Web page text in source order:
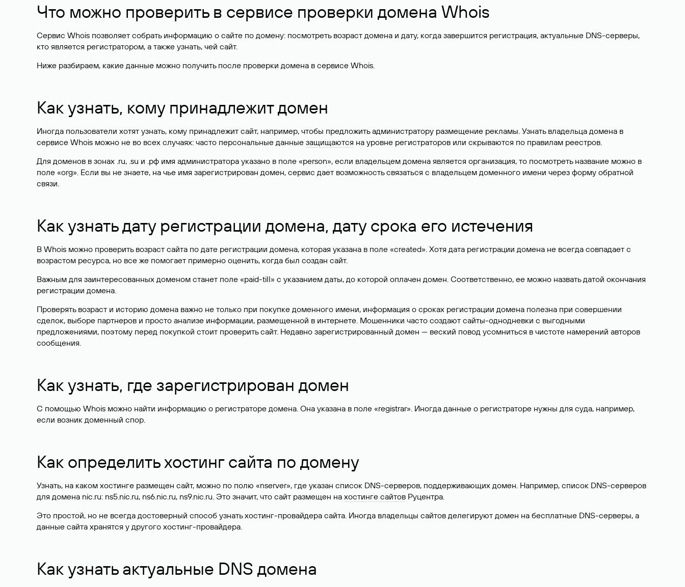
Что можно проверить в сервисе проверки домена Whois
Сервис Whois позволяет собрать информацию о сайте по домену: посмотреть возраст домена и дату, когда завершится регистрация, актуальные DNS-серверы,
кто является регистратором, а также узнать, чей сайт.
Ниже разбираем, какие данные можно получить после проверки домена в сервисе Whois.
Как узнать, кому принадлежит домен
Иногда пользователи хотят узнать, кому принадлежит сайт, например, чтобы предложить администратору размещение рекламы. Узнать владельца домена в
сервисе Whois можно не во всех случаях: часто персональные данные защищаются на уровне регистраторов или скрываются по правилам реестров.
Для доменов в зонах .ru, .su и .рф имя администратора указано в поле «person», если владельцем домена является организация, то посмотреть название можно в
поле «org». Если вы не знаете, на чье имя зарегистрирован домен, сервис дает возможность связаться с владельцем доменного имени через форму обратной
связи.
Как узнать дату регистрации домена, дату срока его истечения
В Whois можно проверить возраст сайта по дате регистрации домена, которая указана в поле «created». Хотя дата регистрации домена не всегда совпадает с
возрастом ресурса, но все же помогает примерно оценить, когда был создан сайт.
Важным для заинтересованных доменом станет поле «paid-till» с указанием даты, до которой оплачен домен. Соответственно, ее можно назвать датой окончания
регистрации домена.
Проверять возраст и историю домена важно не только при покупке доменного имени, информация о сроках регистрации домена полезна при совершении
сделок, выборе партнеров и просто анализе информации, размещенной в интернете. Мошенники часто создают сайты-однодневки с выгодными
предложениями, поэтому перед покупкой стоит проверить сайт. Недавно зарегистрированный домен — веский повод усомниться в чистоте намерений авторов
сообщения.
Как узнать, где зарегистрирован домен
С помощью Whois можно найти информацию о регистраторе домена. Она указана в поле «registrar». Иногда данные о регистраторе нужны для суда, например,
если возник доменный спор.
Как определить хостинг сайта по домену
Узнать, на каком хостинге размещен сайт, можно по полю «nserver», где указан список DNS-серверов, поддерживающих домен. Например, список DNS-серверов
для домена nic.ru: ns5.nic.ru, ns6.nic.ru, ns9.nic.ru. Это значит, что сайт размещен на хостинге сайтов Руцентра.
Это простой, но не всегда достоверный способ узнать хостинг-провайдера сайта. Иногда владельцы сайтов делегируют домен на бесплатные DNS-серверы, а
данные сайта хранятся у другого хостинг-провайдера.
Как узнать актуальные DNS домена